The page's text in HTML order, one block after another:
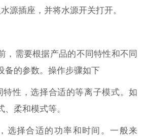
源插座，并将水源开关打开。
，需要根据产品的不同特性和不同
备的参数。操作步骤如下
特性，选择合适的等离子模式。如
柔和模式等。
选择合适的功率和时间。一般来